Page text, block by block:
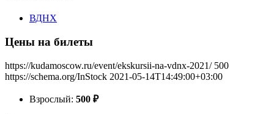
ВДНХ
Цены на билеты
https://kudamoscow.ru/event/ekskursii-na-vdnx-2021/ 500
https://schema.org/InStock 2021-05-14T14:49:00+03:00
Взрослый: 500 ₽